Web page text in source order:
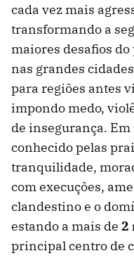
cada vez mais
transformando a
maiores desafios
nas grandes
para regiões antes
impondo medo,
de insegurança.
conhecido pelas
tranquilidade,
com execuções,
clandestino e o
estando a mais de 2
principal centro de